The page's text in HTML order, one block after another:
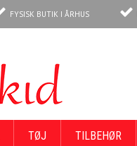
FYSISK BUTIK I ÅRHUS
TØJ TILBEHØR